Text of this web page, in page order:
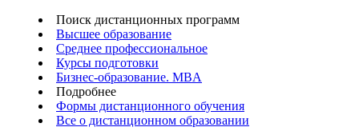
Поиск дистанционных программ
Высшее образование
Среднее профессиональное
Курсы подготовки
Бизнес-образование. MBA
Подробнее
Формы дистанционного обучения
Все о дистанционном образовании